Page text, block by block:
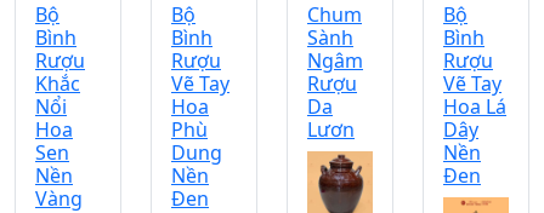
Bộ
Bình
Rượu
Khắc
Nổi
Hoa
Sen
Nền
Vàng
Bộ
Bình
Rượu
Vẽ Tay
Hoa
Phù
Dung
Nền
Đen
Chum
Sành
Ngâm
Rượu
Da
Lươn
Bộ
Bình
Rượu
Vẽ Tay
Hoa Lá
Dây
Nền
Đen